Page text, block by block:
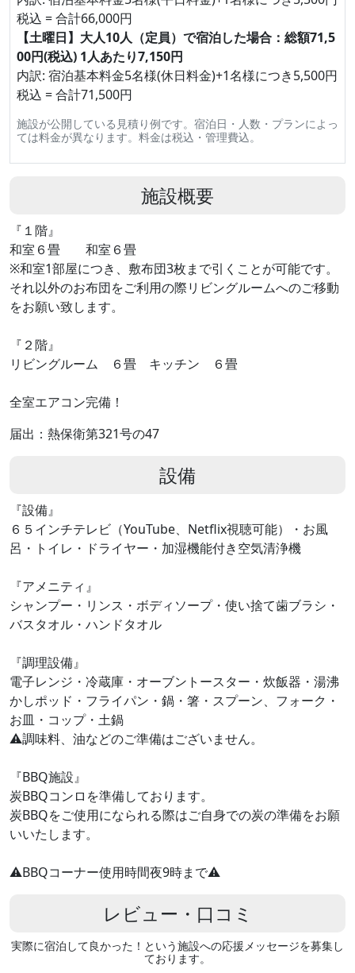
税込 = 合計66,000円
【土曜日】大人10人（定員）で宿泊した場合：総額71,5
00円(税込) 1人あたり7,150円
内訳: 宿泊基本料金5名様(休日料金)+1名様につき5,500円
税込 = 合計71,500円
施設が公開している見積り例です。宿泊日・人数・プランによっ
ては料金が異なります。料金は税込・管理費込。
施設概要
『１階』
和室６畳 和室６畳
※和室1部屋につき、敷布団3枚まで引くことが可能です。
それ以外のお布団をご利用の際リビングルームへのご移動
をお願い致します。
『２階』
リビングルーム ６畳 キッチン ６畳
全室エアコン完備！
届出：熱保衛第321号の47
設備
『設備』
６５インチテレビ（YouTube、Netflix視聴可能）・お風
呂・トイレ・ドライヤー・加湿機能付き空気清浄機
『アメニティ』
シャンプー・リンス・ボディソープ・使い捨て歯ブラシ・
バスタオル・ハンドタオル
『調理設備』
電子レンジ・冷蔵庫・オーブントースター・炊飯器・湯沸
かしポッド・フライパン・鍋・箸・スプーン、フォーク・
お皿・コップ・土鍋
⚠︎︎調味料、油などのご準備はございません。
『BBQ施設』
炭BBQコンロを準備しております。
炭BBQをご使用になられる際はご自身での炭の準備をお願
いいたします。
⚠BBQコーナー使用時間夜9時まで⚠
レビュー・口コミ
実際に宿泊して良かった！という施設への応援メッセージを募集し
ております。